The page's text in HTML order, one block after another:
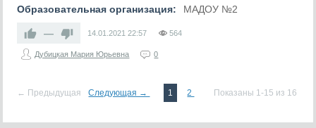
Образовательная организация:
МАДОУ №2
— 14.01.2021 22:57 564
Дубицкая Мария Юрьевна 0
← Предыдущая Следующая → 1 2 Показаны 1-15 из 16